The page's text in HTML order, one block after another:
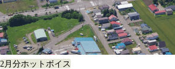
2月分ホットボイス